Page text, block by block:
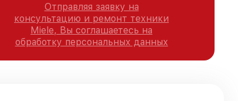
Отправляя заявку на
консультацию и ремонт техники
Miele, Вы соглашаетесь на
обработку персональных данных